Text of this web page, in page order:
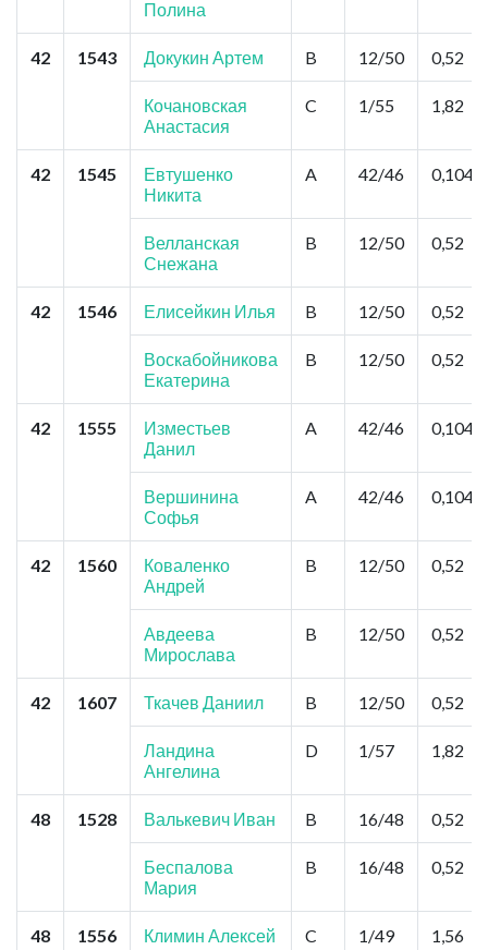
Полина
42 1543 Докукин Артем B 12/50 0,52
Кочановская
Анастасия
C 1/55 1,82
42 1545
Евтушенко
Никита
A 42/46 0,104
Велланская
Снежана
B 12/50 0,52
42 1546 Елисейкин Илья B 12/50 0,52
Воскабойникова
Екатерина
B 12/50 0,52
42 1555
Изместьев
Данил
A 42/46 0,104
Вершинина
Софья
A 42/46 0,104
42 1560
Коваленко
Андрей
B 12/50 0,52
Авдеева
Мирослава
B 12/50 0,52
42 1607 Ткачев Даниил B 12/50 0,52
Ландина
Ангелина
D 1/57 1,82
48 1528 Валькевич Иван B 16/48 0,52
Беспалова
Мария
B 16/48 0,52
48 1556 Климин Алексей C 1/49 1,56